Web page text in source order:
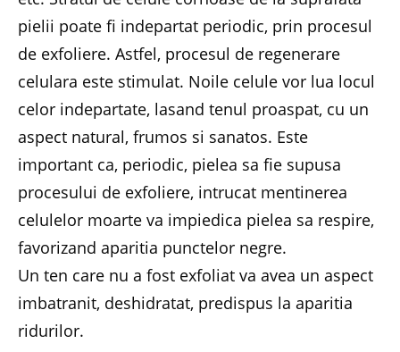
pielii poate fi indepartat periodic, prin procesul
de exfoliere. Astfel, procesul de regenerare
celulara este stimulat. Noile celule vor lua locul
celor indepartate, lasand tenul proaspat, cu un
aspect natural, frumos si sanatos. Este
important ca, periodic, pielea sa fie supusa
procesului de exfoliere, intrucat mentinerea
celulelor moarte va impiedica pielea sa respire,
favorizand aparitia punctelor negre.
Un ten care nu a fost exfoliat va avea un aspect
imbatranit, deshidratat, predispus la aparitia
ridurilor.